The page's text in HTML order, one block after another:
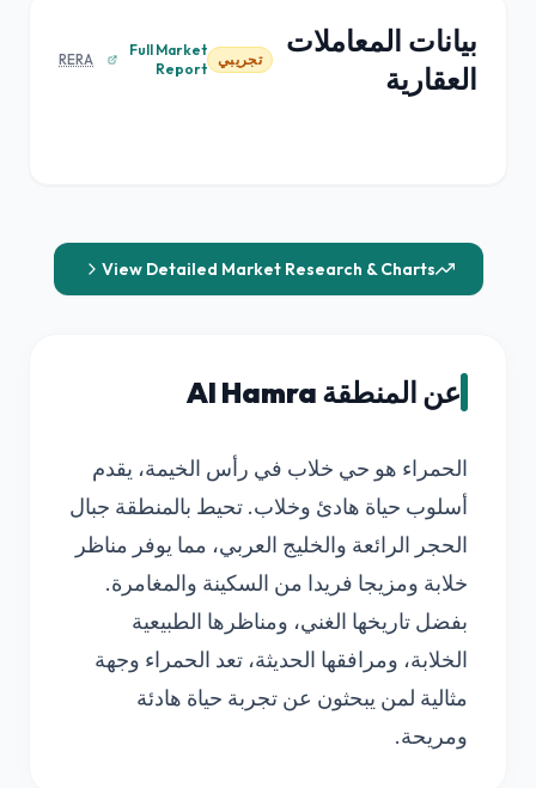
بيانات المعاملات
العقارية
تجريبي
Full Market
Report
RERA
View Detailed Market Research & Charts
عن المنطقة Al Hamra
الحمراء هو حي خلاب في رأس الخيمة، يقدم
أسلوب حياة هادئ وخلاب. تحيط بالمنطقة جبال
الحجر الرائعة والخليج العربي، مما يوفر مناظر
خلابة ومزيجا فريدا من السكينة والمغامرة.
بفضل تاريخها الغني، ومناظرها الطبيعية
الخلابة، ومرافقها الحديثة، تعد الحمراء وجهة
مثالية لمن يبحثون عن تجربة حياة هادئة
ومريحة.